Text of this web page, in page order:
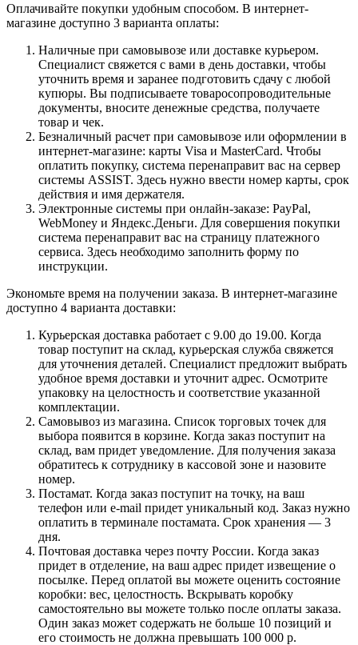
Оплачивайте покупки удобным способом. В интернет-
магазине доступно 3 варианта оплаты:
Наличные при самовывозе или доставке курьером.
Специалист свяжется с вами в день доставки, чтобы
уточнить время и заранее подготовить сдачу с любой
купюры. Вы подписываете товаросопроводительные
документы, вносите денежные средства, получаете
товар и чек.
Безналичный расчет при самовывозе или оформлении в
интернет-магазине: карты Visa и MasterCard. Чтобы
оплатить покупку, система перенаправит вас на сервер
системы ASSIST. Здесь нужно ввести номер карты, срок
действия и имя держателя.
Электронные системы при онлайн-заказе: PayPal,
WebMoney и Яндекс.Деньги. Для совершения покупки
система перенаправит вас на страницу платежного
сервиса. Здесь необходимо заполнить форму по
инструкции.
Экономьте время на получении заказа. В интернет-магазине
доступно 4 варианта доставки:
Курьерская доставка работает с 9.00 до 19.00. Когда
товар поступит на склад, курьерская служба свяжется
для уточнения деталей. Специалист предложит выбрать
удобное время доставки и уточнит адрес. Осмотрите
упаковку на целостность и соответствие указанной
комплектации.
Самовывоз из магазина. Список торговых точек для
выбора появится в корзине. Когда заказ поступит на
склад, вам придет уведомление. Для получения заказа
обратитесь к сотруднику в кассовой зоне и назовите
номер.
Постамат. Когда заказ поступит на точку, на ваш
телефон или e-mail придет уникальный код. Заказ нужно
оплатить в терминале постамата. Срок хранения — 3
дня.
Почтовая доставка через почту России. Когда заказ
придет в отделение, на ваш адрес придет извещение о
посылке. Перед оплатой вы можете оценить состояние
коробки: вес, целостность. Вскрывать коробку
самостоятельно вы можете только после оплаты заказа.
Один заказ может содержать не больше 10 позиций и
его стоимость не должна превышать 100 000 р.